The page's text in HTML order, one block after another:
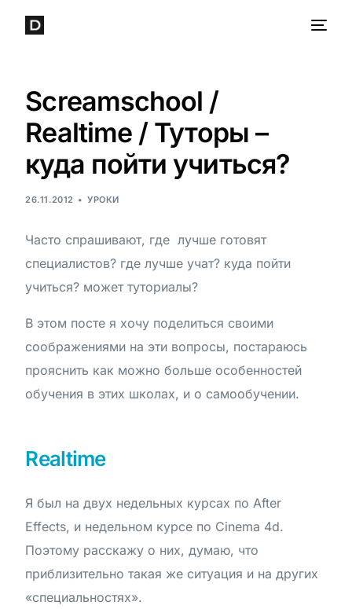
Screamschool /
Realtime / Туторы –
куда пойти учиться?
26.11.2012 УРОКИ
Часто спрашивают, где лучше готовят
специалистов? где лучше учат? куда пойти
учиться? может туториалы?
В этом посте я хочу поделиться своими
соображениями на эти вопросы, постараюсь
прояснить как можно больше особенностей
обучения в этих школах, и о самообучении.
Realtime
Я был на двух недельных курсах по After
Effects, и недельном курсе по Cinema 4d.
Поэтому расскажу о них, думаю, что
приблизительно такая же ситуация и на других
«специальностях».